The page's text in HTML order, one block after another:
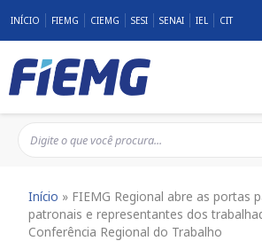
INÍCIO FIEMG CIEMG SESI SENAI IEL CIT
Início » FIEMG Regional abre as portas
patronais e representantes dos
Conferência Regional do Trabalho